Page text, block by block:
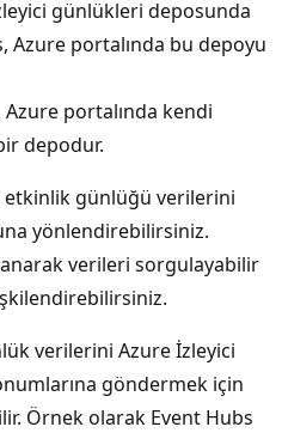
günlükleri deposunda
Azure portalında bu depoyu
portalında kendi
depodur.
etkinlik günlüğü verilerini
yönlendirebilirsiniz.
verileri sorgulayabilir
verilerini Azure İzleyici
göndermek için
Örnek olarak Event Hubs